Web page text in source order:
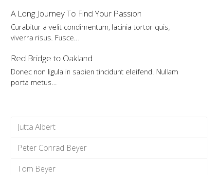
A Long Journey To Find Your Passion
Curabitur a velit condimentum, lacinia tortor quis,
viverra risus. Fusce…
Red Bridge to Oakland
Donec non ligula in sapien tincidunt eleifend. Nullam
porta metus…
Jutta Albert
Peter Conrad Beyer
Tom Beyer